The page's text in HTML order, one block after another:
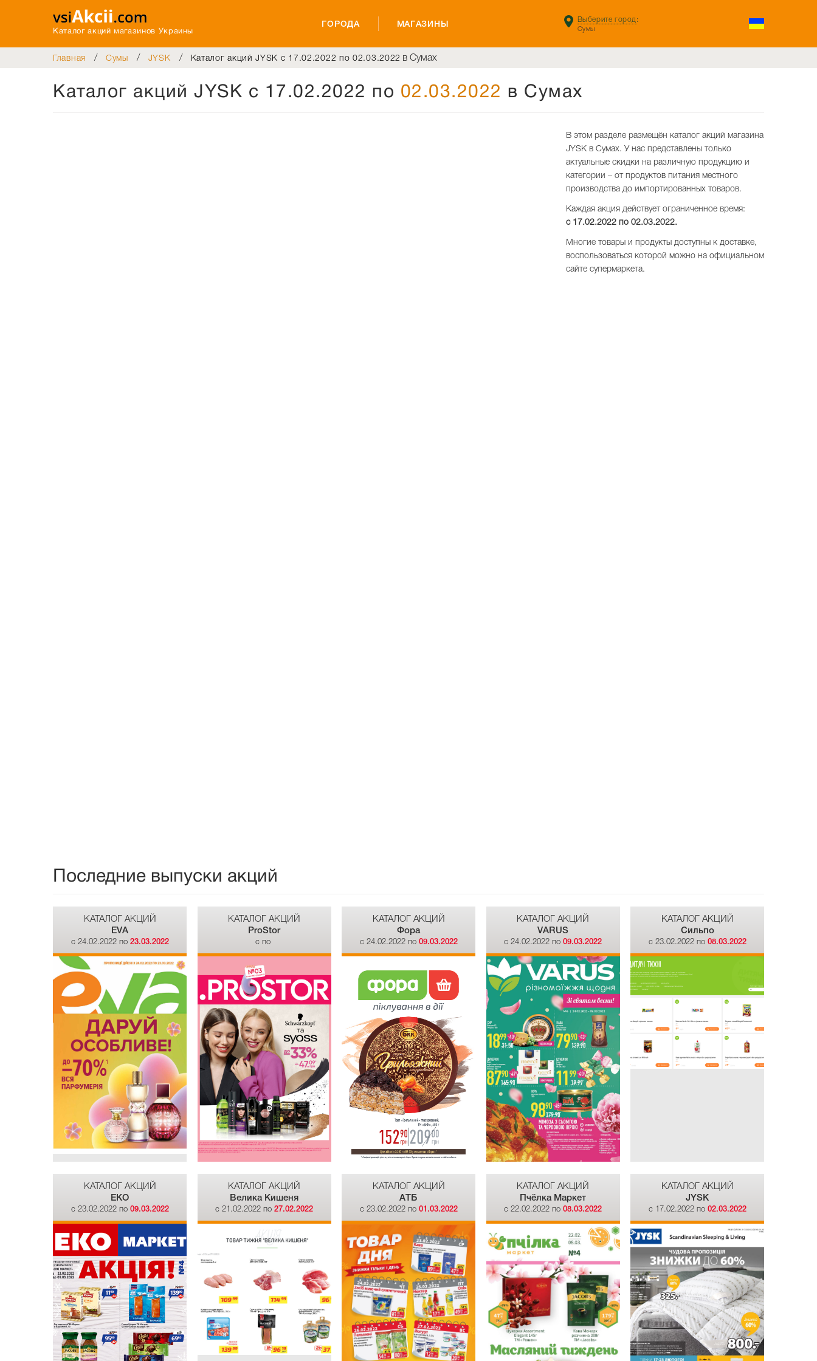
Каталог акций магазинов Украины
ГОРОДА МАГАЗИНЫ Выберите город :
Сумы
Главная / Сумы / JYSK / Каталог акций JYSK с 17.02.2022 по 02.03.2022 в Сумах
Каталог акций JYSK с 17.02.2022 по 02.03.2022 в Сумах
В этом разделе размещён каталог акций магазина
JYSK в Сумах. У нас представлены только
актуальные скидки на различную продукцию и
категории – от продуктов питания местного
производства до импортированных товаров.
Каждая акция действует ограниченное время:
с 17.02.2022 по 02.03.2022.
Многие товары и продукты доступны к доставке,
воспользоваться которой можно на официальном
сайте супермаркета.
Последние выпуски акций
КАТАЛОГ АКЦИЙ
EVA
c 24.02.2022 по 23.03.2022
КАТАЛОГ АКЦИЙ
ProStor
c по
КАТАЛОГ АКЦИЙ
Фора
c 24.02.2022 по 09.03.2022
КАТАЛОГ АКЦИЙ
VARUS
c 24.02.2022 по 09.03.2022
КАТАЛОГ АКЦИЙ
Сильпо
c 23.02.2022 по 08.03.2022
КАТАЛОГ АКЦИЙ
EKO
c 23.02.2022 по 09.03.2022
КАТАЛОГ АКЦИЙ
Велика Кишеня
c 21.02.2022 по 27.02.2022
КАТАЛОГ АКЦИЙ
АТБ
c 23.02.2022 по 01.03.2022
КАТАЛОГ АКЦИЙ
Пчёлка Маркет
c 22.02.2022 по 08.03.2022
КАТАЛОГ АКЦИЙ
JYSK
c 17.02.2022 по 02.03.2022